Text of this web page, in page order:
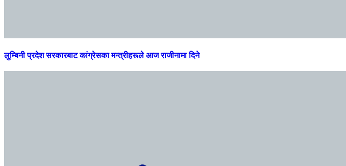
लुम्बिनी प्रदेश सरकारबाट कांग्रेसका मन्त्रीहरूले आज राजीनामा दिने